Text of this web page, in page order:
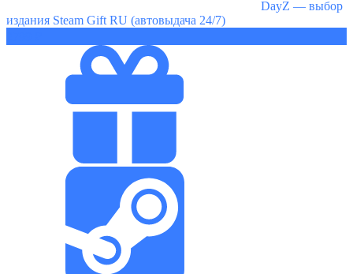
DayZ — выбор
издания Steam Gift RU (автовыдача 24/7)